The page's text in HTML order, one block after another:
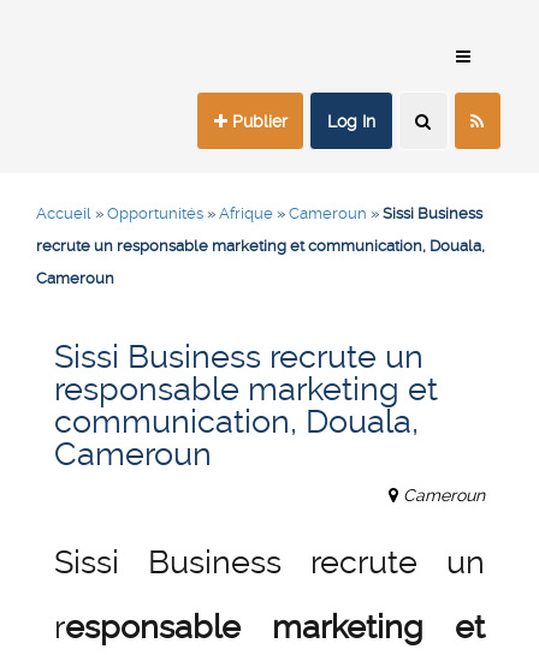
Publier Log In
Accueil » Opportunités » Afrique » Cameroun » Sissi Business
recrute un responsable marketing et communication, Douala,
Cameroun
Sissi Business recrute un
responsable marketing et
communication, Douala,
Cameroun
Cameroun
Sissi Business recrute un
responsable marketing et